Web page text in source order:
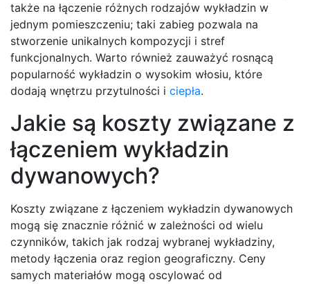
także na łączenie różnych rodzajów wykładzin w
jednym pomieszczeniu; taki zabieg pozwala na
stworzenie unikalnych kompozycji i stref
funkcjonalnych. Warto również zauważyć rosnącą
popularność wykładzin o wysokim włosiu, które
dodają wnętrzu przytulności i ciepła.
Jakie są koszty związane z
łączeniem wykładzin
dywanowych?
Koszty związane z łączeniem wykładzin dywanowych
mogą się znacznie różnić w zależności od wielu
czynników, takich jak rodzaj wybranej wykładziny,
metody łączenia oraz region geograficzny. Ceny
samych materiałów mogą oscylować od